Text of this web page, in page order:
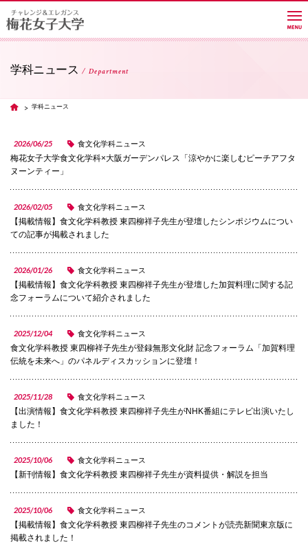
キャンパスライフ
進路・就職
国際交流
産学連携
入試情報
交通アクセス
学科ニュース Department
TOP 学科ニュース
2026/06/25 食文化学科ニュース
梅花女子大学食文化学科×大阪ガーデンパレス「涼やかに楽しむピーチアフタ
ヌーンティー」
2026/02/05 食文化学科ニュース
【掲載情報】食文化学科教授 東四柳祥子先生が登壇したシンポジウムについ
ての記事が掲載されました
2026/01/26 食文化学科ニュース
【掲載情報】食文化学科教授 東四柳祥子先生が登壇した加賀料理に関する記
念フォーラムについて紹介されました
2025/12/04 食文化学科ニュース
食文化学科教授 東四柳祥子先生が登録無形文化財 記念フォーラム「加賀料理
伝統を未来へ」のパネルディスカッションに登壇！
2025/11/28 食文化学科ニュース
【出演情報】食文化学科教授 東四柳祥子先生がNHK番組にテレビ出演いたし
ました！
2025/10/06 食文化学科ニュース
【新刊情報】食文化学科教授 東四柳祥子先生が資料提供・解説を担当
2025/10/06 食文化学科ニュース
【掲載情報】食文化学科教授 東四柳祥子先生のコメントが読売新聞東京版に
掲載されました！